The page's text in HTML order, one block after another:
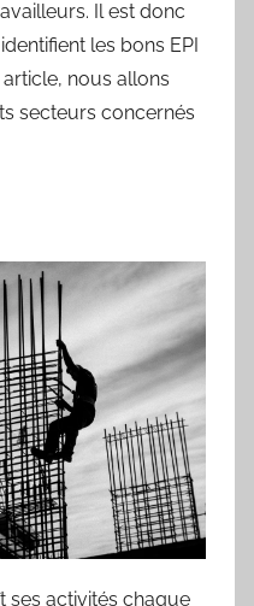
Il est donc
les bons EPI
nous allons
secteurs concernés
ses activités chaque